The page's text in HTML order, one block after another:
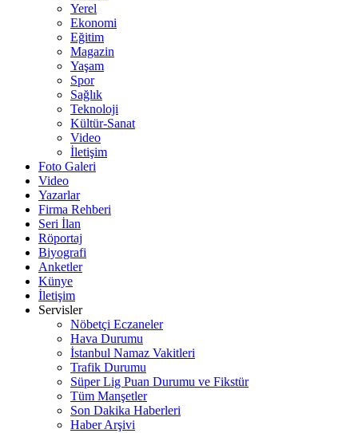
Yerel
Ekonomi
Eğitim
Magazin
Yaşam
Spor
Sağlık
Teknoloji
Kültür-Sanat
Video
İletişim
Foto Galeri
Video
Yazarlar
Firma Rehberi
Seri İlan
Röportaj
Biyografi
Anketler
Künye
İletişim
Servisler
Nöbetçi Eczaneler
Hava Durumu
İstanbul Namaz Vakitleri
Trafik Durumu
Süper Lig Puan Durumu ve Fikstür
Tüm Manşetler
Son Dakika Haberleri
Haber Arşivi